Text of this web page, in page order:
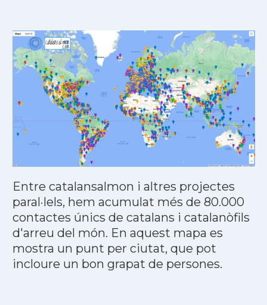
Entre catalansalmon i altres projectes
paral·lels, hem acumulat més de 80.000
contactes únics de catalans i catalanòfils
d'arreu del món. En aquest mapa es
mostra un punt per ciutat, que pot
incloure un bon grapat de persones.